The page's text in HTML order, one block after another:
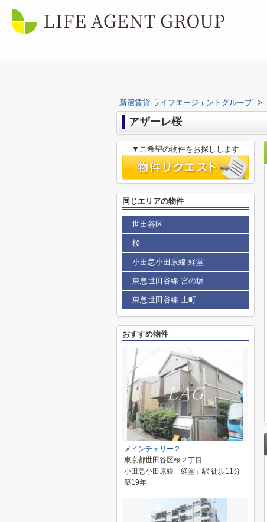
新宿賃貸 ライフエージェントグループ >
アザーレ桜
▼ご希望の物件をお探しします
同じエリアの物件
世田谷区
桜
小田急小田原線 経堂
東急世田谷線 宮の坂
東急世田谷線 上町
おすすめ物件
メインチェリー２
東京都世田谷区桜２丁目
小田急小田原線「経堂」駅 徒歩11分
築19年